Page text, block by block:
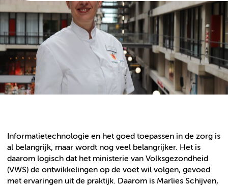
Informatietechnologie en het goed toepassen in de zorg is
al belangrijk, maar wordt nog veel belangrijker. Het is
daarom logisch dat het ministerie van Volksgezondheid
(VWS) de ontwikkelingen op de voet wil volgen, gevoed
met ervaringen uit de praktijk. Daarom is Marlies Schijven,